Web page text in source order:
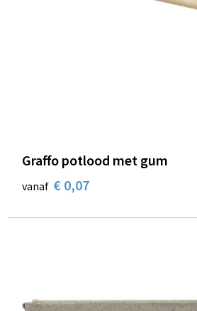
Graffo potlood met gum
vanaf € 0,07